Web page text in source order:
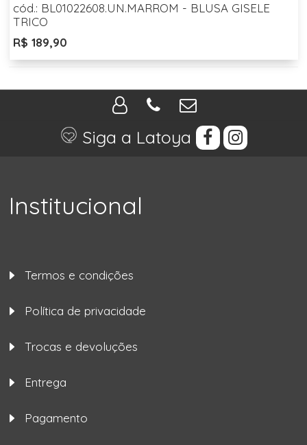
cód.: BL01022608.UN.MARROM - BLUSA GISELE
TRICO
R$ 189,90
Siga a Latoya
Institucional
Termos e condições
Política de privacidade
Trocas e devoluções
Entrega
Pagamento